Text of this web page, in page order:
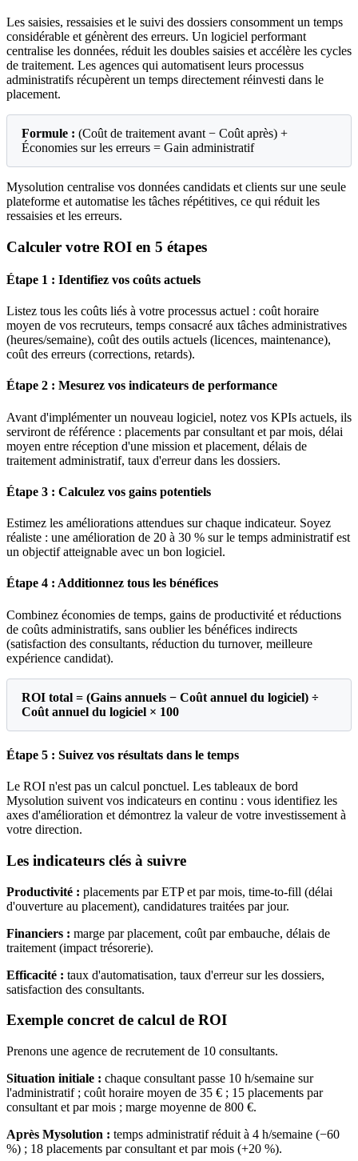
Les saisies, ressaisies et le suivi des dossiers consomment un temps
considérable et génèrent des erreurs. Un logiciel performant
centralise les données, réduit les doubles saisies et accélère les cycles
de traitement. Les agences qui automatisent leurs processus
administratifs récupèrent un temps directement réinvesti dans le
placement.
Formule : (Coût de traitement avant − Coût après) +
Économies sur les erreurs = Gain administratif
Mysolution centralise vos données candidats et clients sur une seule
plateforme et automatise les tâches répétitives, ce qui réduit les
ressaisies et les erreurs.
Calculer votre ROI en 5 étapes
Étape 1 : Identifiez vos coûts actuels
Listez tous les coûts liés à votre processus actuel : coût horaire
moyen de vos recruteurs, temps consacré aux tâches administratives
(heures/semaine), coût des outils actuels (licences, maintenance),
coût des erreurs (corrections, retards).
Étape 2 : Mesurez vos indicateurs de performance
Avant d'implémenter un nouveau logiciel, notez vos KPIs actuels, ils
serviront de référence : placements par consultant et par mois, délai
moyen entre réception d'une mission et placement, délais de
traitement administratif, taux d'erreur dans les dossiers.
Étape 3 : Calculez vos gains potentiels
Estimez les améliorations attendues sur chaque indicateur. Soyez
réaliste : une amélioration de 20 à 30 % sur le temps administratif est
un objectif atteignable avec un bon logiciel.
Étape 4 : Additionnez tous les bénéfices
Combinez économies de temps, gains de productivité et réductions
de coûts administratifs, sans oublier les bénéfices indirects
(satisfaction des consultants, réduction du turnover, meilleure
expérience candidat).
ROI total = (Gains annuels − Coût annuel du logiciel) ÷
Coût annuel du logiciel × 100
Étape 5 : Suivez vos résultats dans le temps
Le ROI n'est pas un calcul ponctuel. Les tableaux de bord
Mysolution suivent vos indicateurs en continu : vous identifiez les
axes d'amélioration et démontrez la valeur de votre investissement à
votre direction.
Les indicateurs clés à suivre
Productivité : placements par ETP et par mois, time-to-fill (délai
d'ouverture au placement), candidatures traitées par jour.
Financiers : marge par placement, coût par embauche, délais de
traitement (impact trésorerie).
Efficacité : taux d'automatisation, taux d'erreur sur les dossiers,
satisfaction des consultants.
Exemple concret de calcul de ROI
Prenons une agence de recrutement de 10 consultants.
Situation initiale : chaque consultant passe 10 h/semaine sur
l'administratif ; coût horaire moyen de 35 € ; 15 placements par
consultant et par mois ; marge moyenne de 800 €.
Après Mysolution : temps administratif réduit à 4 h/semaine (−60
%) ; 18 placements par consultant et par mois (+20 %).